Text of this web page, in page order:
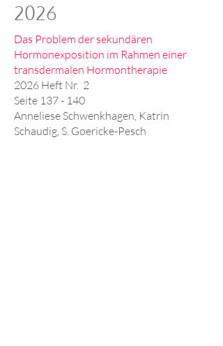
2026
Das Problem der sekundären
Hormonexposition im Rahmen einer
transdermalen Hormontherapie
2026 Heft Nr. 2
Seite 137 - 140
Anneliese Schwenkhagen, Katrin
Schaudig, S. Goericke-Pesch